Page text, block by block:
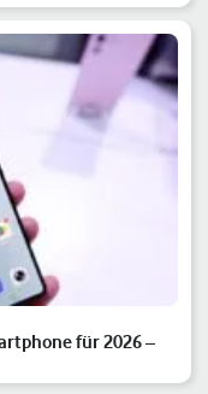
für 2026 –